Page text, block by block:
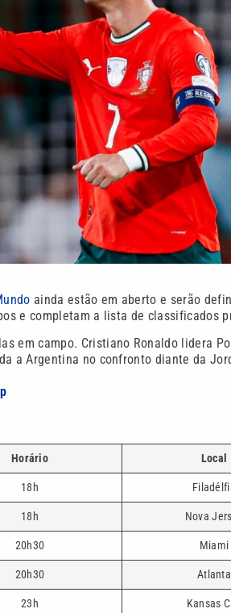
ainda estão em aberto e serão
e completam a lista de classificados
em campo. Cristiano Ronaldo lidera
a Argentina no confronto diante da
Horário Local
18h
18h Nova
20h30 Miami
20h30 Atlanta
23h Kansas